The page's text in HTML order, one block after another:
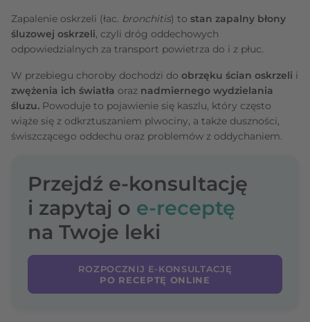
Zapalenie oskrzeli (łac. bronchitis) to stan zapalny błony
śluzowej oskrzeli, czyli dróg oddechowych
odpowiedzialnych za transport powietrza do i z płuc.
W przebiegu choroby dochodzi do obrzęku ścian oskrzeli i
zwężenia ich światła oraz nadmiernego wydzielania
śluzu. Powoduje to pojawienie się kaszlu, który często
wiąże się z odkrztuszaniem plwociny, a także duszności,
świszczącego oddechu oraz problemów z oddychaniem.
Przejdź e-konsultację
i zapytaj o e-receptę
na Twoje leki
ROZPOCZNIJ E-KONSULTACJĘ
PO RECEPTĘ ONLINE